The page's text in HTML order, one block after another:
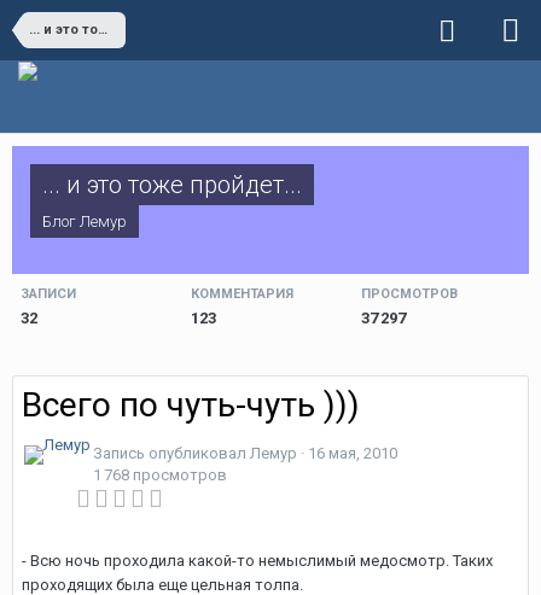
... и это тоже пройдет...
... и это тоже пройдет...
Блог Лемур
ЗАПИСИ
32
КОММЕНТАРИЯ
123
ПРОСМОТРОВ
37 297
Всего по чуть-чуть )))
Запись опубликовал Лемур · 16 мая, 2010
1 768 просмотров
- Всю ночь проходила какой-то немыслимый медосмотр. Таких
проходящих была еще цельная толпа.